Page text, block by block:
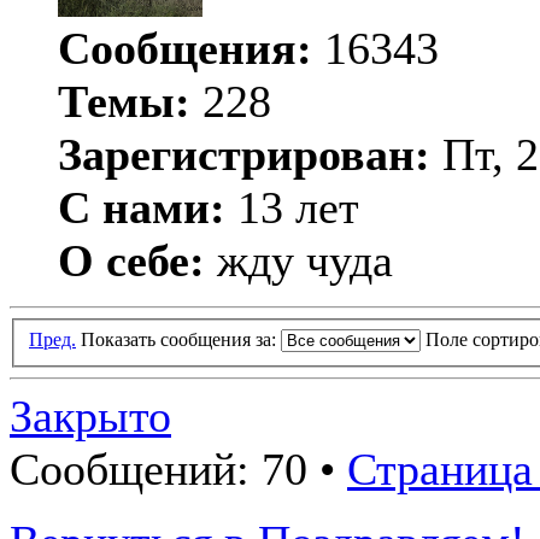
Сообщения: 16343
Темы: 228
Зарегистрирован: Пт,
С нами: 13 лет
О себе: жду чуда
Пред. Показать сообщения за: Поле
Закрыто
Сообщений: 70 •